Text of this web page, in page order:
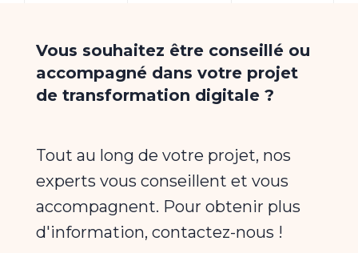
Vous souhaitez être conseillé ou
accompagné dans votre projet
de transformation digitale ?
Tout au long de votre projet, nos
experts vous conseillent et vous
accompagnent. Pour obtenir plus
d'information, contactez-nous !